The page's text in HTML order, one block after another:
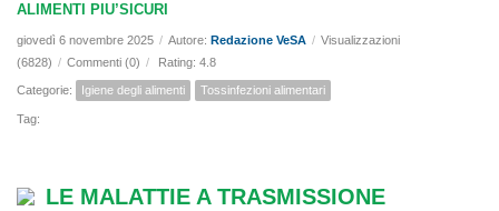
ALIMENTI PIU’SICURI
giovedì 6 novembre 2025 / Autore: Redazione VeSA / Visualizzazioni
(6828) / Commenti (0) / Rating: 4.8
Categorie: Igiene degli alimenti Tossinfezioni alimentari
Tag:
LE MALATTIE A TRASMISSIONE